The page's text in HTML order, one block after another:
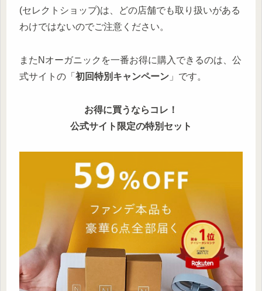
(セレクトショップ)は、どの店舗でも取り扱いがある
わけではないのでご注意ください。
またNオーガニックを一番お得に購入できるのは、公
式サイトの「 初回特別キャンペーン 」です。
お得に買うならコレ！
公式サイト限定の特別セット